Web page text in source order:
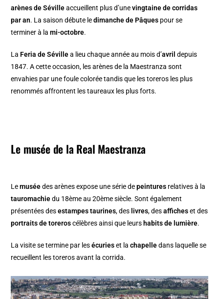
arènes de Sévilleaccueillent plus d’unevingtaine de corridas
par an. La saison débute ledimanche de Pâques pour se
terminer à lami-octobre.
La Feria de Sévillea lieu chaque année au mois d’avril depuis
1847. A cette occasion, les arènes de la Maestranza sont
envahies par une foule colorée tandis que les toreros les plus
renommés affrontent les taureaux les plus forts.
Le musée de la Real Maestranza
Lemuséedes arènes expose une série depeintures relatives à la
tauromachiedu 18ème au 20ème siècle. Sont également
présentées desestampes taurines, des livres, desafficheset des
portraits de toreroscélèbres ainsi que leurs habits de lumière.
La visite se termine par lesécurieset lachapelledans laquelle se
recueillent les toreros avant la corrida.